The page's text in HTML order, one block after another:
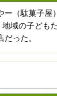
ー（駄菓子屋
域の子ども
った。